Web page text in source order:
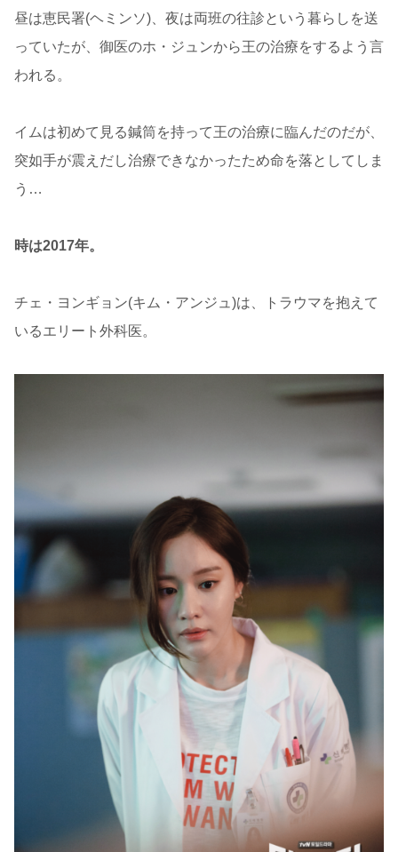
昼は恵民署(ヘミンソ)、夜は両班の往診という暮らしを送
っていたが、御医のホ・ジュンから王の治療をするよう言
われる。
イムは初めて見る鍼筒を持って王の治療に臨んだのだが、
突如手が震えだし治療できなかったため命を落としてしま
う…
時は2017年。
チェ・ヨンギョン(キム・アンジュ)は、トラウマを抱えて
いるエリート外科医。